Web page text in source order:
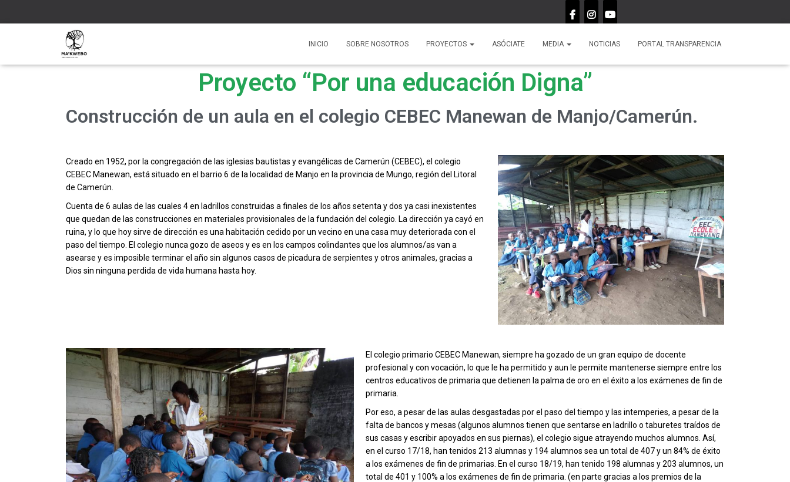
asociacionmakwebo@gmail.com
INICIO SOBRE NOSOTROS PROYECTOS ASÓCIATE MEDIA NOTICIAS PORTAL TRANSPARENCIA
Proyecto “Por una educación Digna”
Construcción de un aula en el colegio CEBEC Manewan de Manjo/Camerún.
Creado en 1952, por la congregación de las iglesias bautistas y evangélicas de Camerún (CEBEC), el colegio
CEBEC Manewan, está situado en el barrio 6 de la localidad de Manjo en la provincia de Mungo, región del Litoral
de Camerún.
Cuenta de 6 aulas de las cuales 4 en ladrillos construidas a finales de los años setenta y dos ya casi inexistentes
que quedan de las construcciones en materiales provisionales de la fundación del colegio. La dirección ya cayó en
ruina, y lo que hoy sirve de dirección es una habitación cedido por un vecino en una casa muy deteriorada con el
paso del tiempo. El colegio nunca gozo de aseos y es en los campos colindantes que los alumnos/as van a
asearse y es imposible terminar el año sin algunos casos de picadura de serpientes y otros animales, gracias a
Dios sin ninguna perdida de vida humana hasta hoy.
El colegio primario CEBEC Manewan, siempre ha gozado de un gran equipo de docente
profesional y con vocación, lo que le ha permitido y aun le permite mantenerse siempre entre los
centros educativos de primaria que detienen la palma de oro en el éxito a los exámenes de fin de
primaria.
Por eso, a pesar de las aulas desgastadas por el paso del tiempo y las intemperies, a pesar de la
falta de bancos y mesas (algunos alumnos tienen que sentarse en ladrillo o taburetes traídos de
sus casas y escribir apoyados en sus piernas), el colegio sigue atrayendo muchos alumnos. Así,
en el curso 17/18, han tenidos 213 alumnas y 194 alumnos sea un total de 407 y un 84% de éxito
a los exámenes de fin de primarias. En el curso 18/19, han tenido 198 alumnas y 203 alumnos, un
total de 401 y 100% a los exámenes de fin de primaria. (en parte gracias a los premios de la